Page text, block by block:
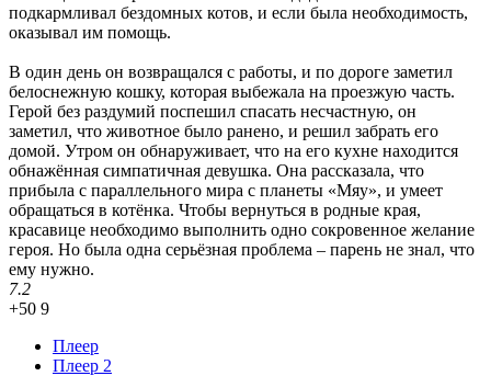
подкармливал бездомных котов, и если была необходимость,
оказывал им помощь.
В один день он возвращался с работы, и по дороге заметил
белоснежную кошку, которая выбежала на проезжую часть.
Герой без раздумий поспешил спасать несчастную, он
заметил, что животное было ранено, и решил забрать его
домой. Утром он обнаруживает, что на его кухне находится
обнажённая симпатичная девушка. Она рассказала, что
прибыла с параллельного мира с планеты «Мяу», и умеет
обращаться в котёнка. Чтобы вернуться в родные края,
красавице необходимо выполнить одно сокровенное желание
героя. Но была одна серьёзная проблема – парень не знал, что
ему нужно.
7.2
+50 9
Плеер
Плеер 2